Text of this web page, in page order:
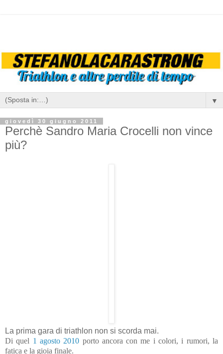
▼
giovedì 30 giugno 2011
Perchè Sandro Maria Crocelli non vince
più?
La prima gara di triathlon non si scorda mai.
Di quel 1 agosto 2010 porto ancora con me i colori, i rumori, la
fatica e la gioia finale.